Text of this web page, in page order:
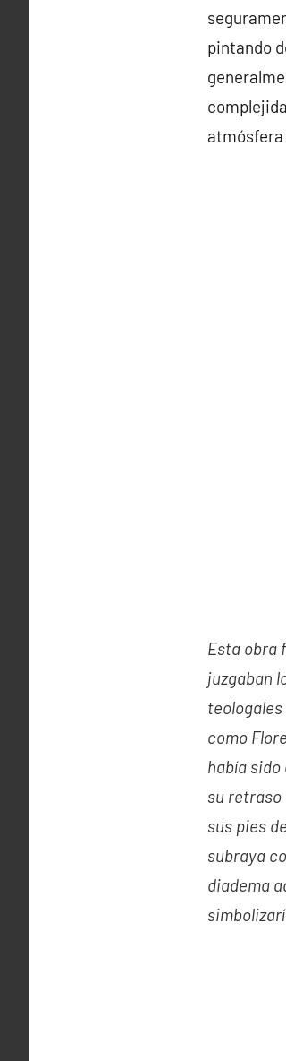
pintando
Esta obra
juzgaban
como
había
su retraso
sus pies
subraya
diadema